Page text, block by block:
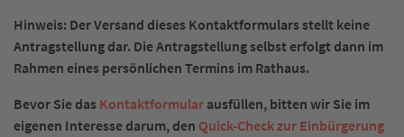
Hinweis: Der Versand dieses Kontaktformulars stellt keine
Antragstellung dar. Die Antragstellung selbst erfolgt dann im
Rahmen eines persönlichen Termins im Rathaus.
Bevor Sie das Kontaktformular ausfüllen, bitten wir Sie im
eigenen Interesse darum, den Quick-Check zur Einbürgerung